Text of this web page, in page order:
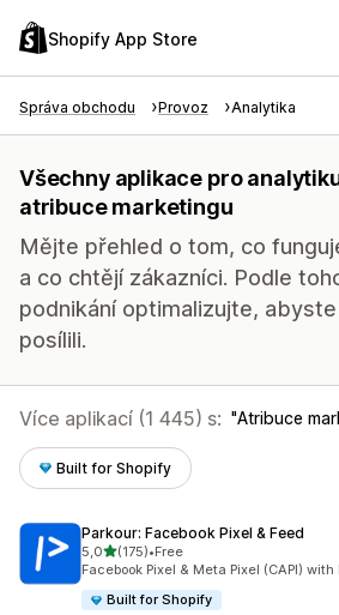
Shopify App Store
Správa obchodu Provoz Analytika
Všechny aplikace pro
atribuce marketingu
Mějte přehled o tom, co
a co chtějí zákazníci. Podle
podnikání optimalizujte,
posílili.
Více aplikací (1 445) s: Atribuce
Built for Shopify
Parkour: Facebook Pixel & Feed
5,0z 5 hvězd
(175)
Celkový počet recenzí: 175
•Free
Facebook Pixel & Meta Pixel (CAPI)
Built for Shopify